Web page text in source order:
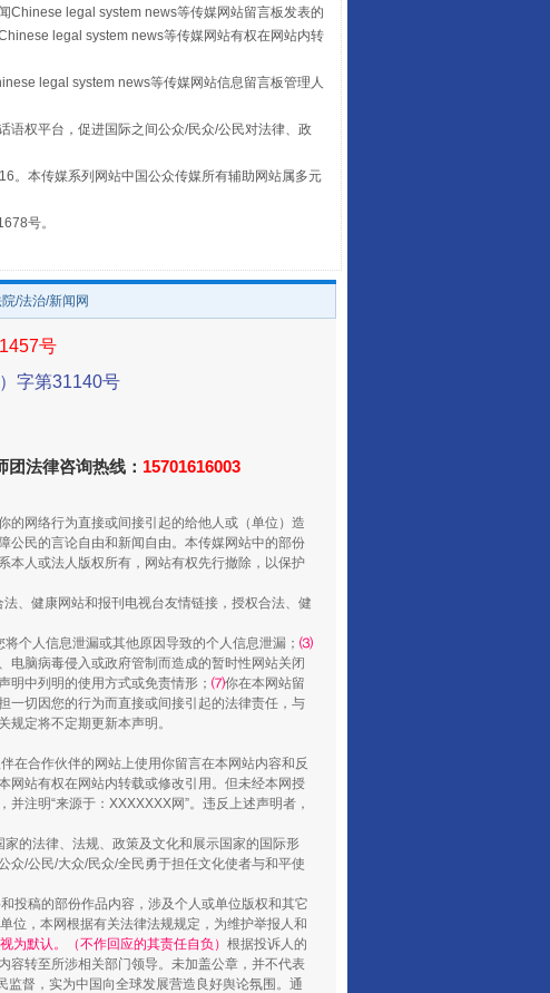
让传统村落焕发生机
走走走！国家喊你健身啦
山西：不断增强治理腐败综合效能
养老服务师职业资格制度暂行规定
Chinese legal system news等传媒网站留言板发表的
legal system news等传媒网站有权在网站内转
legal system news等传媒网站信息留言板管理人
语权平台，促进国际之间公众/民众/公民对法律、政
。本传媒系列网站中国公众传媒所有辅助网站属多元
号。
/法治/新闻网
号
字第31140号
法律咨询热线： 15701616003
的网络行为直接或间接引起的给他人或（单位）造
公民的言论自由和新闻自由。本传媒网站中的部份
本人或法人版权所有，网站有权先行撤除，以保护
、健康网站和报刊电视台友情链接，授权合法、健
将个人信息泄漏或其他原因导致的个人信息泄漏； ⑶
电脑病毒侵入或政府管制而造成的暂时性网站关闭
明中列明的使用方式或免责情形； ⑺你在本网站留
一切因您的行为而直接或间接引起的法律责任，与
定将不定期更新本声明。
在合作伙伴的网站上使用你留言在本网站内容和反
网站有权在网站内转载或修改引用。但未经本网授
注明“来源于：XXXXXXX网”。违反上述声明者，
的法律、法规、政策及文化和展示国家的国际形
/公民/大众/民众/全民勇于担任文化使者与和平使
投稿的部份作品内容，涉及个人或单位版权和其它
位，本网根据有关法律法规规定，为维护举报人和
为默认。（不作回应的其责任自负） 根据投诉人的
容转至所涉相关部门领导。未加盖公章，并不代表
监督，实为中国向全球发展营造良好舆论氛围。通